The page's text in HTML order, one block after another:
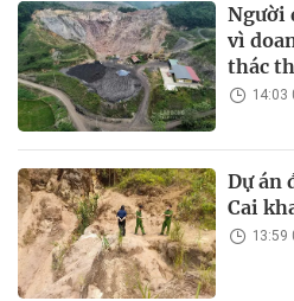
Người
vì
thác
14:03
Dự án
Cai
13:59